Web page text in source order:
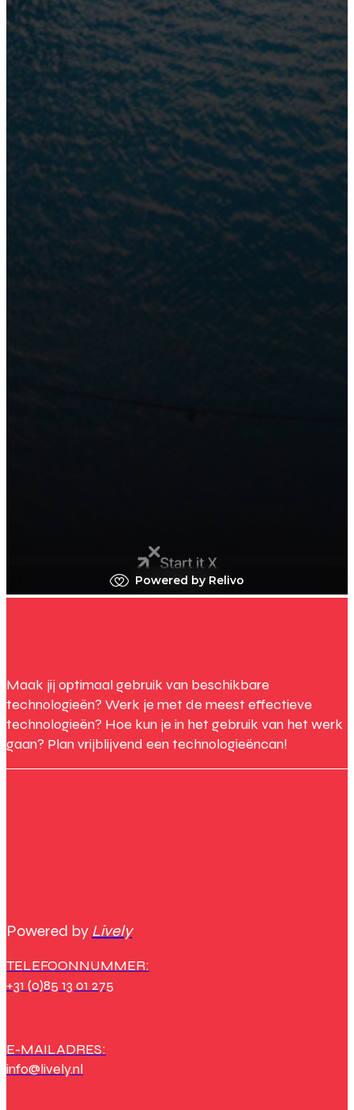
Maak jij optimaal gebruik van beschikbare
technologieën? Werk je met de meest effectieve
technologieën? Hoe kun je in het gebruik van het werk
gaan? Plan vrijblijvend een technologieëncan!
Powered by Lively
TELEFOONNUMMER:
+31 (0)85 13 01 275
E-MAILADRES:
info@lively.nl